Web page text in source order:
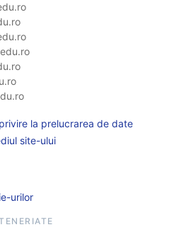
la prelucrarea de date
site-ului
urilor